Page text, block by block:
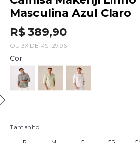
Masculina Azul Claro
R$ 389,90
OU3X DE R$ 129,96
Cor
Tamanho